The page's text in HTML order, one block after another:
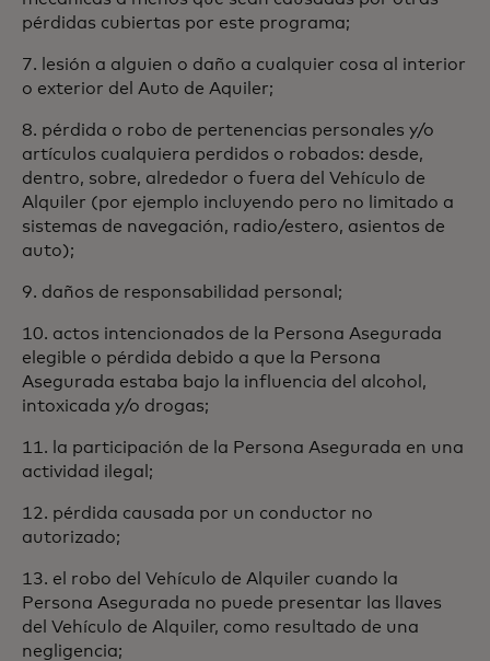
pérdidas cubiertas por este programa;
7. lesión a alguien o daño a cualquier cosa al interior
o exterior del Auto de Aquiler;
8. pérdida o robo de pertenencias personales y/o
artículos cualquiera perdidos o robados: desde,
dentro, sobre, alrededor o fuera del Vehículo de
Alquiler (por ejemplo incluyendo pero no limitado a
sistemas de navegación, radio/estero, asientos de
auto);
9. daños de responsabilidad personal;
10. actos intencionados de la Persona Asegurada
elegible o pérdida debido a que la Persona
Asegurada estaba bajo la influencia del alcohol,
intoxicada y/o drogas;
11. la participación de la Persona Asegurada en una
actividad ilegal;
12. pérdida causada por un conductor no
autorizado;
13. el robo del Vehículo de Alquiler cuando la
Persona Asegurada no puede presentar las llaves
del Vehículo de Alquiler, como resultado de una
negligencia;